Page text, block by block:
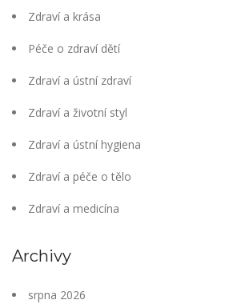
Zdraví a krása
Péče o zdraví dětí
Zdraví a ústní zdraví
Zdraví a životní styl
Zdraví a ústní hygiena
Zdraví a péče o tělo
Zdraví a medicína
Archivy
srpna 2026